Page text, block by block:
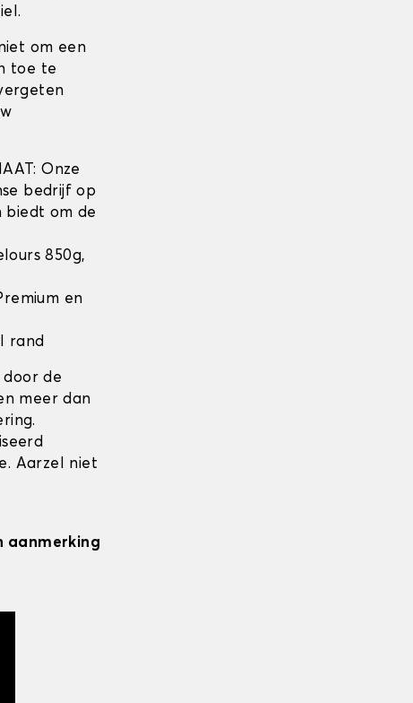
om een
toe te
Onze
bedrijf op
biedt om de
850g,
en
rand
door de
meer dan
Aarzel niet
aanmerking